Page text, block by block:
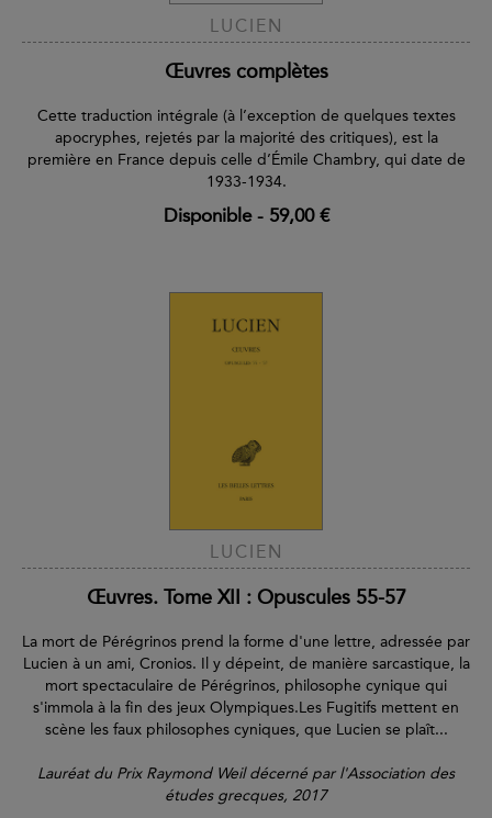
LUCIEN
Œuvres complètes
Cette traduction intégrale (à l’exception de quelques textes
apocryphes, rejetés par la majorité des critiques), est la
première en France depuis celle d’Émile Chambry, qui date de
1933-1934.
Disponible- 59,00 €
LUCIEN
Œuvres. Tome XII : Opuscules 55-57
La mort de Pérégrinos prend la forme d'une lettre, adressée par
Lucien à un ami, Cronios. Il y dépeint, de manière sarcastique, la
mort spectaculaire de Pérégrinos, philosophe cynique qui
s'immola à la fin des jeux Olympiques.Les Fugitifs mettent en
scène les faux philosophes cyniques, que Lucien se plaît...
Lauréat du Prix Raymond Weil décerné par l'Association des
études grecques, 2017